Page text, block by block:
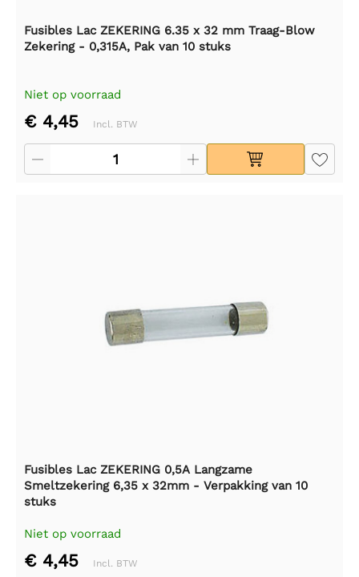
Fusibles Lac ZEKERING 6.35 x 32 mm Traag-Blow
Zekering - 0,315A, Pak van 10 stuks
Niet op voorraad
€ 4,45 Incl. BTW
Fusibles Lac ZEKERING 0,5A Langzame
Smeltzekering 6,35 x 32mm - Verpakking van 10
stuks
Niet op voorraad
€ 4,45 Incl. BTW